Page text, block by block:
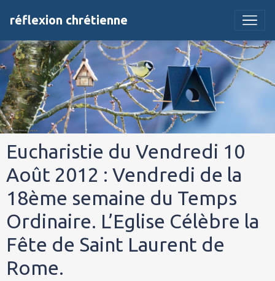
réflexion chrétienne
Eucharistie du Vendredi 10
Août 2012 : Vendredi de la
18ème semaine du Temps
Ordinaire. L’Eglise Célèbre la
Fête de Saint Laurent de
Rome.